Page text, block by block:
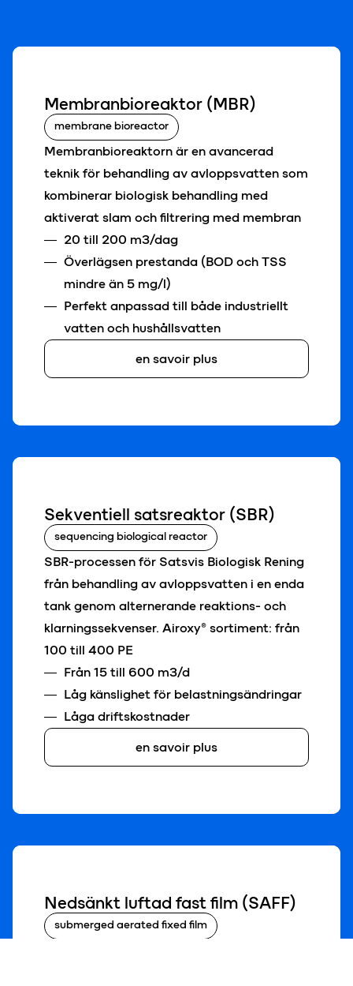
Membranbioreaktor (MBR)
membrane bioreactor
Membranbioreaktorn är en avancerad
teknik för behandling av avloppsvatten som
kombinerar biologisk behandling med
aktiverat slam och filtrering med membran
20 till 200 m3/dag
Överlägsen prestanda (BOD och TSS
mindre än 5 mg/l)
Perfekt anpassad till både industriellt
vatten och hushållsvatten
en savoir plus
Sekventiell satsreaktor (SBR)
sequencing biological reactor
SBR-processen för Satsvis Biologisk Rening
från behandling av avloppsvatten i en enda
tank genom alternerande reaktions- och
klarningssekvenser. Airoxy® sortiment: från
100 till 400 PE
Från 15 till 600 m3/d
Låg känslighet för belastningsändringar
Låga driftskostnader
en savoir plus
Nedsänkt luftad fast film (SAFF)
submerged aerated fixed film